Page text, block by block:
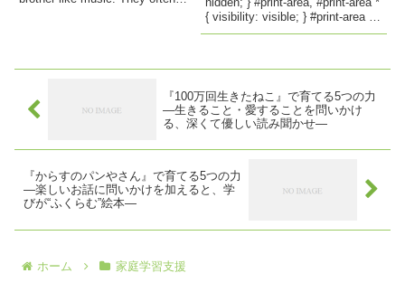
{ visibility: visible; } #print-area {
position...
『100万回生きたねこ』で育てる5つの力
―生きること・愛することを問いかけ
る、深くて優しい読み聞かせ―
『からすのパンやさん』で育てる5つの力
―楽しいお話に問いかけを加えると、学
びが“ふくらむ”絵本―
ホーム 家庭学習支援